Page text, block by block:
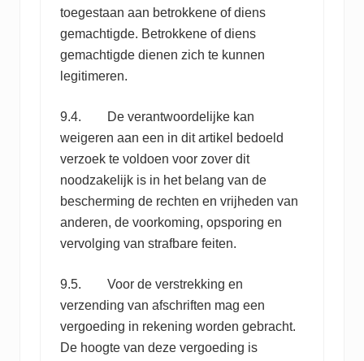
toegestaan aan betrokkene of diens
gemachtigde. Betrokkene of diens
gemachtigde dienen zich te kunnen
legitimeren.
9.4. De verantwoordelijke kan
weigeren aan een in dit artikel bedoeld
verzoek te voldoen voor zover dit
noodzakelijk is in het belang van de
bescherming de rechten en vrijheden van
anderen, de voorkoming, opsporing en
vervolging van strafbare feiten.
9.5. Voor de verstrekking en
verzending van afschriften mag een
vergoeding in rekening worden gebracht.
De hoogte van deze vergoeding is